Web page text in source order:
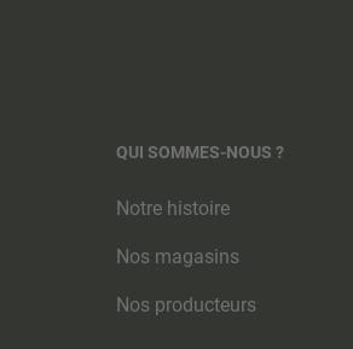
QUI SOMMES-NOUS ?
Notre histoire
Nos magasins
Nos producteurs